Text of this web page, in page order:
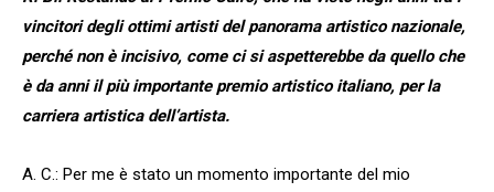
vincitori degli ottimi artisti del panorama artistico nazionale,
perché non è incisivo, come ci si aspetterebbe da quello che
è da anni il più importante premio artistico italiano, per la
carriera artistica dell’artista.
A. C.: Per me è stato un momento importante del mio